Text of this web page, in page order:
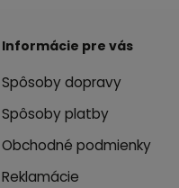
Informácie pre vás
Spôsoby dopravy
Spôsoby platby
Obchodné podmienky
Reklamácie